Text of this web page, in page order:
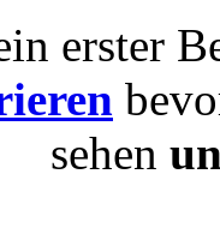
erster
sehen